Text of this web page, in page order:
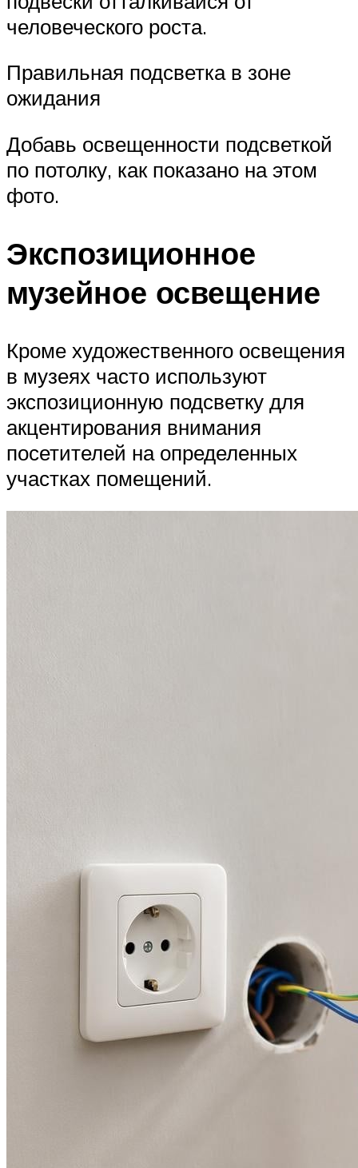
человеческого роста.
Правильная подсветка в зоне
ожидания
Добавь освещенности подсветкой
по потолку, как показано на этом
фото.
Экспозиционное
музейное освещение
Кроме художественного освещения
в музеях часто используют
экспозиционную подсветку для
акцентирования внимания
посетителей на определенных
участках помещений.